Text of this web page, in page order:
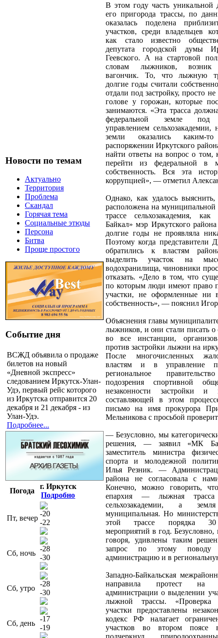
Новости по темам
Актуально
Территория
Проблема
Скандал
Горячая тема
Социальные этюды
Персона
Битва
Проще простого
Событие дня
ВСЖД объявила о продаже
билетов на новый
«Дневной экспресс»
следованием Иркутск-Улан-
Удэ, первый рейс которого
из Иркутска отправится 20
декабря и 21 декабря - из
Улан-Удэ.
Подробнее...
Погода
г. Иркутск
Подробно
Пт, вечер
-20
-22
Сб, ночь
-28
-30
Сб, утро
-28
-30
Сб, день
-17
-19
В этом году часть уникальной
его пригорода трассы, по
оказалась поделена
участков, среди владельцев
как стало известно
депутата городской думы
Геевского. А на стартовой
словам лыжников, возник
вагончик. То, что лыжную
долгие годы считали
отдали под застройку, просто
голове у горожан, которые
занимаются. «Эта трасса
федеральной земле под
управлением сельхозакадемии,
земли оказались каким-
распоряжении Иркутского
найти ответы на вопрос о том,
перейти из федеральной в
собственность. Вся эта
коррупцией», — отметил
Однако, как удалось
расположена на
трассе сельхозакадемия,
Байкал» мэр Иркутского
долгие годы не проявляла
Поэтому когда
обратились к властям
выделить участок на
водохранилища, чиновники
отказать. «Дело в том, что
по которым люди имеют право
участки, не оформленные ни
собственность», — пояснил
Объяснения главы
лыжников, и они стали писать о
во все инстанции,
против застройки лыжни на
После многочисленных
властям и в управление
региональное
подозрения спортивной
незаконности застройки и
составляющей в этом
письмо на имя прокурора
Мельникова с просьбой
— Безусловно, мы
решения, — заявил «МК
заместитель министра
спорта и молодежной
Илья Резник. —
района не согласовала с
Конечно, можно говорить,
епархия — лыжная трасса
сельхозакадемии, а
муниципальная. Но
этой трассе порядка 30
мероприятий в год.
говоря, удивлены таким
запрос по этому
администрацию и в
Западно-Байкальская
направила протест на
администрации о выделении
лыжной трассы. «Проверка
участки предоставлены
кодекс РФ налагает
участков во втором поясе
подчеркнул